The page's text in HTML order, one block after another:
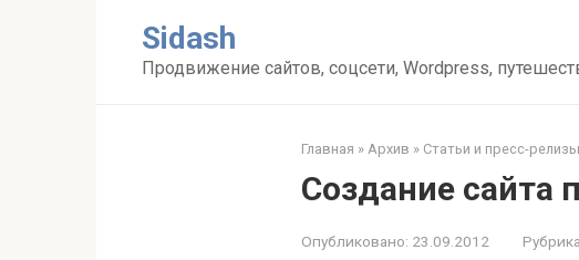
Sidash
Продвижение сайтов, соцсети, Wordpress,
Главная » Архив » Статьи и пресс-релизы
Создание сайта
Опубликовано: 23.09.2012